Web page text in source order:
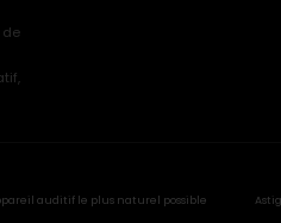
auditif le plus naturel possible